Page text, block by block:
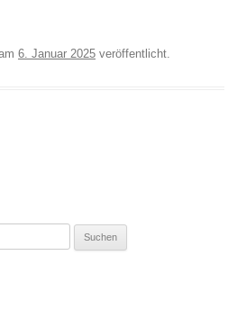
6. Januar 2025 veröffentlicht.